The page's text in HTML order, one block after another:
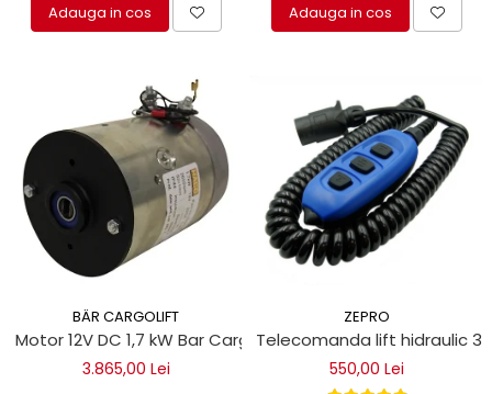
Adauga in cos Adauga in cos
BÄR CARGOLIFT
Motor 12V DC 1,7 kW Bar Cargolift
3.865,00 Lei
ZEPRO
Telecomanda lift hidraulic 3
550,00 Lei